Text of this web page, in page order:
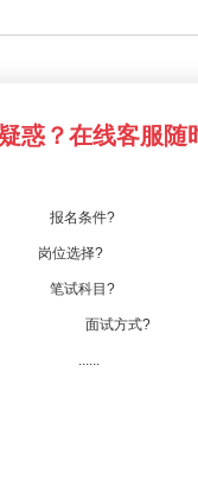
惑？在线客服随
报名条件?
岗位选择?
笔试科目?
面试方式?
......